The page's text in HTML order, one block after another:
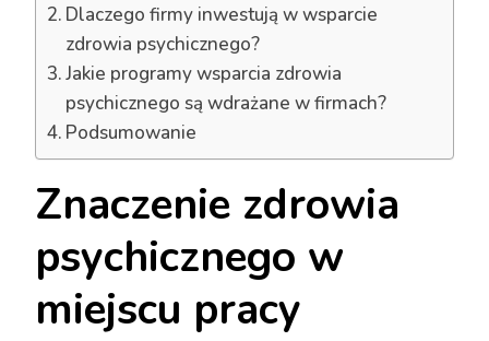
Dlaczego firmy inwestują w wsparcie
zdrowia psychicznego?
Jakie programy wsparcia zdrowia
psychicznego są wdrażane w firmach?
Podsumowanie
Znaczenie zdrowia
psychicznego w
miejscu pracy